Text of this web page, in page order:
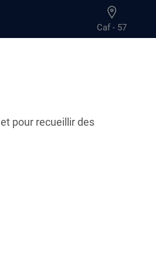
pour recueillir des
Caf - 57
le Bafa